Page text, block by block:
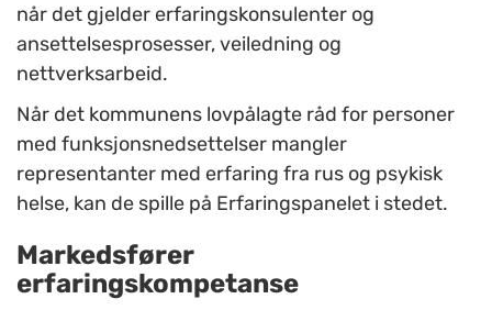
når det gjelder erfaringskonsulenter og
ansettelsesprosesser, veiledning og
nettverksarbeid.
Når det kommunens lovpålagte råd for personer
med funksjonsnedsettelser mangler
representanter med erfaring fra rus og psykisk
helse, kan de spille på Erfaringspanelet i stedet.
Markedsfører
erfaringskompetanse